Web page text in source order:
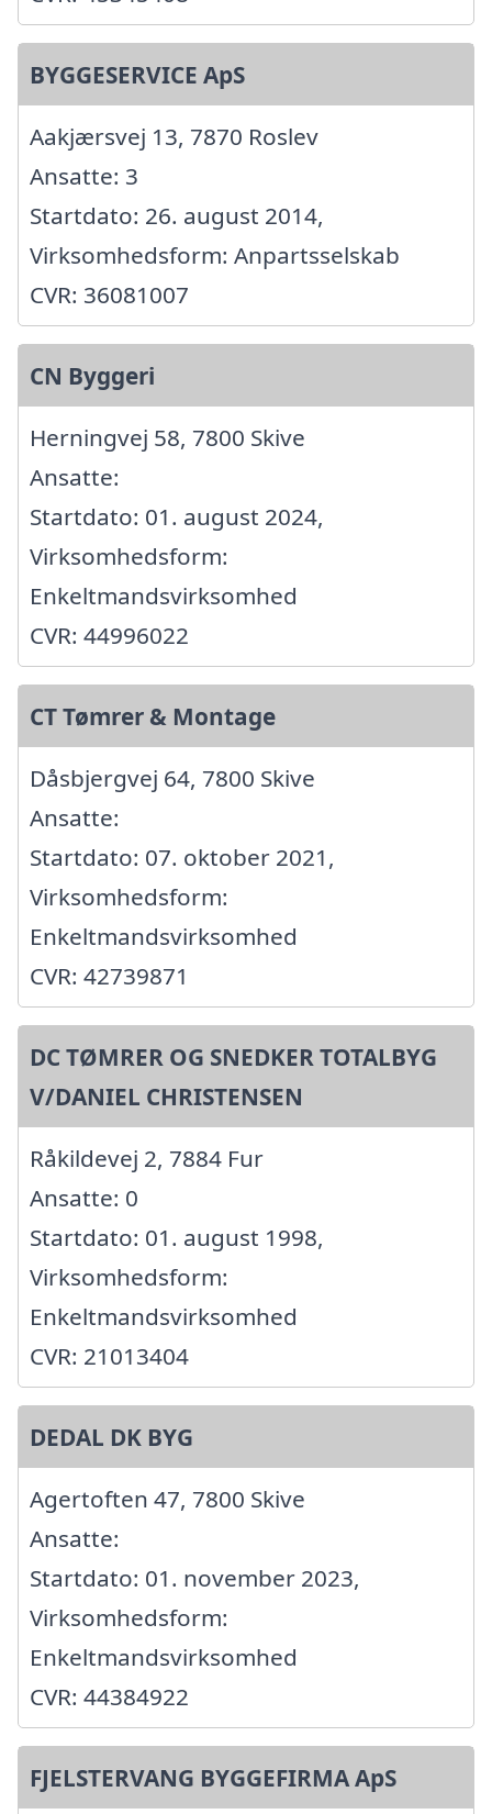
BYGGESERVICE ApS
Aakjærsvej 13, 7870 Roslev
Ansatte: 3
Startdato: 26. august 2014,
Virksomhedsform: Anpartsselskab
CVR: 36081007
CN Byggeri
Herningvej 58, 7800 Skive
Ansatte:
Startdato: 01. august 2024,
Virksomhedsform:
Enkeltmandsvirksomhed
CVR: 44996022
CT Tømrer & Montage
Dåsbjergvej 64, 7800 Skive
Ansatte:
Startdato: 07. oktober 2021,
Virksomhedsform:
Enkeltmandsvirksomhed
CVR: 42739871
DC TØMRER OG SNEDKER TOTALBYG
V/DANIEL CHRISTENSEN
Råkildevej 2, 7884 Fur
Ansatte: 0
Startdato: 01. august 1998,
Virksomhedsform:
Enkeltmandsvirksomhed
CVR: 21013404
DEDAL DK BYG
Agertoften 47, 7800 Skive
Ansatte:
Startdato: 01. november 2023,
Virksomhedsform:
Enkeltmandsvirksomhed
CVR: 44384922
FJELSTERVANG BYGGEFIRMA ApS